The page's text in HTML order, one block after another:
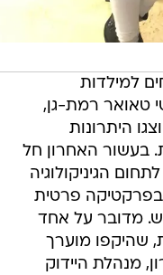
למילדות
טאואר רמת-גן,
היתרונות
בעשור האחרון חל
הגיניקולוגיה
בפרקטיקה פרטית
בחודש. מדובר על אחד
שהיקפו מוערך
מנהלת היידוק